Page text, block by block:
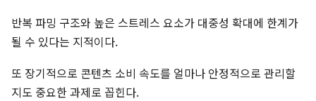
반복 파밍 구조와 높은 스트레스 요소가 대중성 확대에 한계가
될 수 있다는 지적이다.
또 장기적으로 콘텐츠 소비 속도를 얼마나 안정적으로 관리할
지도 중요한 과제로 꼽힌다.